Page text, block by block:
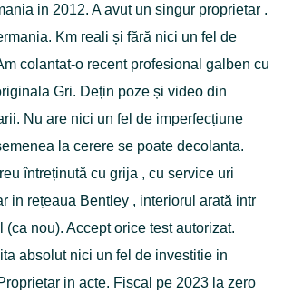
in 2012. A avut un singur proprietar .
Km reali și fără nici un fel de
colantat-o recent profesional galben cu
Gri. Dețin poze și video din
Nu are nici un fel de imperfecțiune
la cerere se poate decolanta.
întreținută cu grija , cu service uri
in rețeaua Bentley , interiorul arată intr
(ca nou). Accept orice test autorizat.
absolut nici un fel de investitie in
in acte. Fiscal pe 2023 la zero